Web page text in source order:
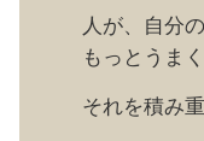
人が、自分の
もっとうまく
それを積み重